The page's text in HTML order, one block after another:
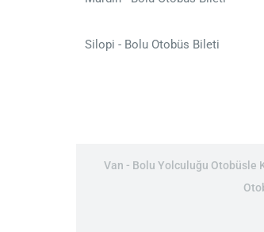
Silopi - Bolu Otobüs Bileti
Van - Bolu Yolculuğu Otobüsle